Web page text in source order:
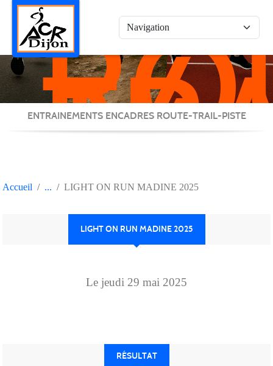
/
/
ENTRAINEMENTS ENCADRES ROUTE-TRAIL-PISTE
Accueil LIGHT ON RUN MADINE 2025
LIGHT ON RUN MADINE 2025
Le jeudi 29 mai 2025
RÉSULTAT
Panneau de gestion des cookies